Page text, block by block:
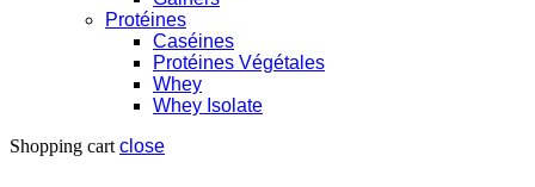
Protéines
Caséines
Protéines Végétales
Whey
Whey Isolate
Shopping cart close